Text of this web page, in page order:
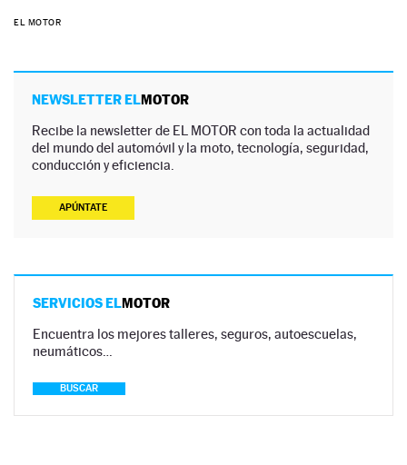
EL MOTOR
NEWSLETTER ELMOTOR
Recibe la newsletter de EL MOTOR con toda la actualidad
del mundo del automóvil y la moto, tecnología, seguridad,
conducción y eficiencia.
APÚNTATE
SERVICIOS ELMOTOR
Encuentra los mejores talleres, seguros, autoescuelas,
neumáticos…
BUSCAR